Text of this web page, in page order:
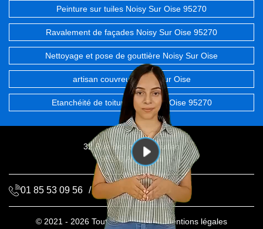
Peinture sur tuiles Noisy Sur Oise 95270
Ravalement de façades Noisy Sur Oise 95270
Nettoyage et pose de gouttière Noisy Sur Oise
artisan couvreur Noisy Sur Oise
Etanchéité de toiture Noisy Sur Oise 95270
32 Rue des chevrefeuilles
95100 Argenteuil
01 85 53 09 56 / 06 68 72 20 06
© 2021 - 2026 Tout droit réservé -Mentions légales